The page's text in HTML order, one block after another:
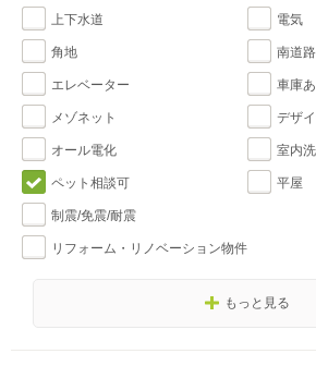
上下水道 電気
角地 南道路
エレベーター 車庫あ
メゾネット デザ
オール電化 室内
ペット相談可 平屋
制震/免震/耐震
リフォーム・リノベーション物件
もっと見る